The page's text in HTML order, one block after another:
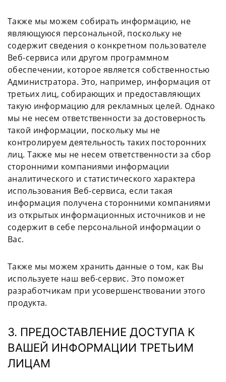
Также мы можем собирать информацию, не
являющуюся персональной, поскольку не
содержит сведения о конкретном пользователе
Веб-сервиса или другом программном
обеспечении, которое является собственностью
Администратора. Это, например, информация от
третьих лиц, собирающих и предоставляющих
такую информацию для рекламных целей. Однако
мы не несем ответственности за достоверность
такой информации, поскольку мы не
контролируем деятельность таких посторонних
лиц. Также мы не несем ответственности за сбор
сторонними компаниями информации
аналитического и статистического характера
использования Веб-сервиса, если такая
информация получена сторонними компаниями
из открытых информационных источников и не
содержит в себе персональной информации о
Вас.
Также мы можем хранить данные о том, как Вы
используете наш веб-сервис. Это поможет
разработчикам при усовершенствовании этого
продукта.
3. ПРЕДОСТАВЛЕНИЕ ДОСТУПА К
ВАШЕЙ ИНФОРМАЦИИ ТРЕТЬИМ
ЛИЦАМ